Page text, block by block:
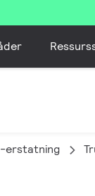
erstatning